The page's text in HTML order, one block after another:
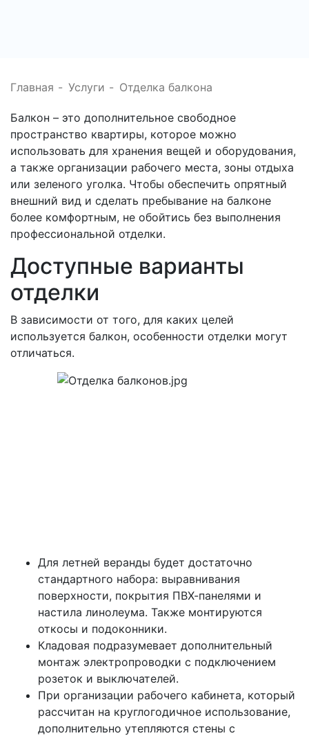
Главная - Услуги - Отделка балкона
Балкон – это дополнительное свободное
пространство квартиры, которое можно
использовать для хранения вещей и оборудования,
а также организации рабочего места, зоны отдыха
или зеленого уголка. Чтобы обеспечить опрятный
внешний вид и сделать пребывание на балконе
более комфортным, не обойтись без выполнения
профессиональной отделки.
Доступные варианты
отделки
В зависимости от того, для каких целей
используется балкон, особенности отделки могут
отличаться.
Для летней веранды будет достаточно
стандартного набора: выравнивания
поверхности, покрытия ПВХ-панелями и
настила линолеума. Также монтируются
откосы и подоконники.
Кладовая подразумевает дополнительный
монтаж электропроводки с подключением
розеток и выключателей.
При организации рабочего кабинета, который
рассчитан на круглогодичное использование,
дополнительно утепляются стены с